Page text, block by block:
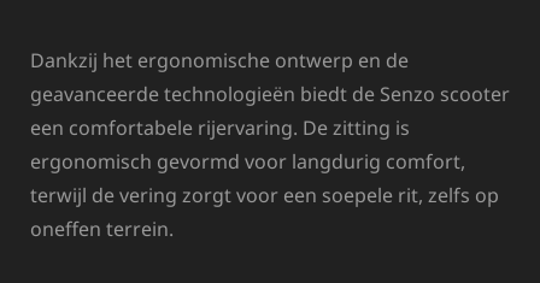
Dankzij het ergonomische ontwerp en de
geavanceerde technologieën biedt de Senzo scooter
een comfortabele rijervaring. De zitting is
ergonomisch gevormd voor langdurig comfort,
terwijl de vering zorgt voor een soepele rit, zelfs op
oneffen terrein.